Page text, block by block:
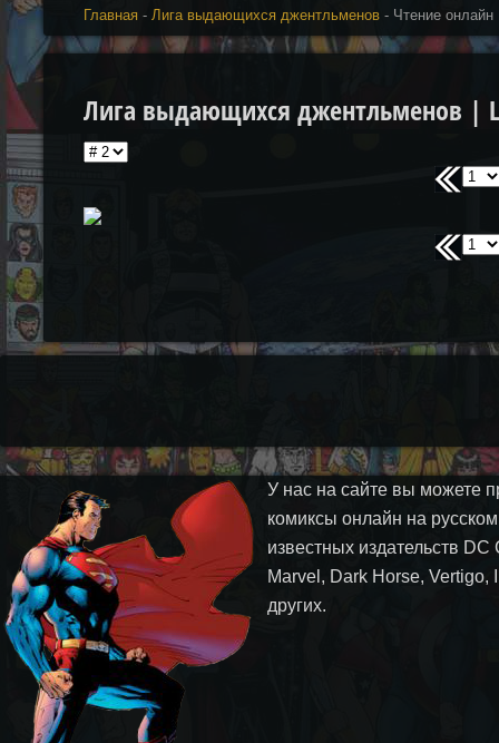
Главная -Лига выдающихся джентльменов - Чтение онлайн
Лига выдающихся джентльменов |
У нас на сайте вы можете
комиксы онлайн на
известных издательств DC
Marvel, Dark Horse, Vertigo,
других.